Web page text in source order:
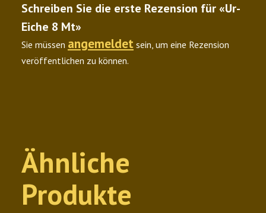
Schreiben Sie die erste Rezension für «Ur-
Eiche 8 Mt»
Sie müssen angemeldet sein, um eine Rezension
veröffentlichen zu können.
Ähnliche
Produkte